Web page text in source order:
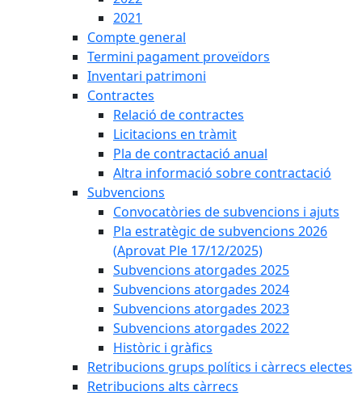
2021
Compte general
Termini pagament proveïdors
Inventari patrimoni
Contractes
Relació de contractes
Licitacions en tràmit
Pla de contractació anual
Altra informació sobre contractació
Subvencions
Convocatòries de subvencions i ajuts
Pla estratègic de subvencions 2026
(Aprovat Ple 17/12/2025)
Subvencions atorgades 2025
Subvencions atorgades 2024
Subvencions atorgades 2023
Subvencions atorgades 2022
Històric i gràfics
Retribucions grups polítics i càrrecs electes
Retribucions alts càrrecs